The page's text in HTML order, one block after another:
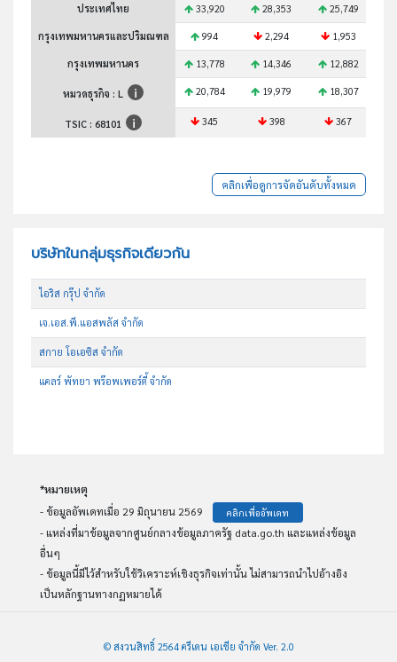
ประเทศไทย 33,920 28,353 25,749
กรุงเทพมหานครและปริมณฑล 994 2,294 1,953
กรุงเทพมหานคร 13,778 14,346 12,882
หมวดธุรกิจ : L 20,784 19,979 18,307
TSIC : 68101 345 398 367
คลิกเพื่อดูการจัดอันดับทั้งหมด
บริษัทในกลุ่มธุรกิจเดียวกัน
ไอริส กรุ๊ป จำกัด
เจ.เอส.พี.แอสพลัส จำกัด
สกาย โอเอซิส จำกัด
แคลร์ พัทยา พร๊อพเพอร์ตี้ จำกัด
*หมายเหตุ
- ข้อมูลอัพเดทเมื่อ 29 มิถุนายน 2569
คลิกเพื่ออัพเดท
- แหล่งที่มาข้อมูลจากศูนย์กลางข้อมูลภาครัฐ data.go.th และแหล่งข้อมูล
อื่นๆ
- ข้อมูลนี้มีไว้สำหรับใช้วิเคราะห์เชิงธุรกิจเท่านั้น ไม่สามารถนำไปอ้างอิง
เป็นหลักฐานทางกฏหมายได้
© สงวนสิทธิ์ 2564 ครีเดน เอเชีย จำกัด Ver. 2.0